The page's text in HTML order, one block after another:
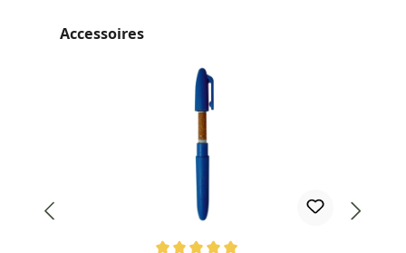
Ignorer la galerie de produits
Accessoires